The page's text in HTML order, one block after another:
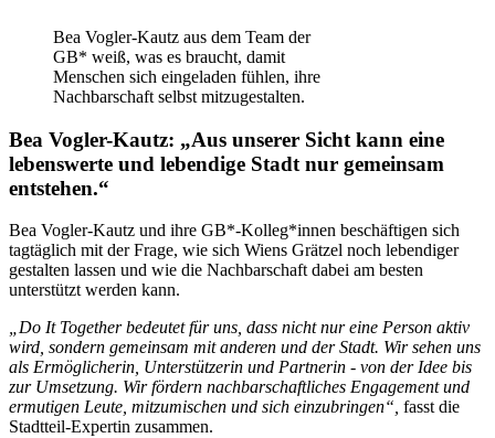
Bea Vogler-Kautz aus dem Team der
GB* weiß, was es braucht, damit
Menschen sich eingeladen fühlen, ihre
Nachbarschaft selbst mitzugestalten.
Bea Vogler-Kautz: „Aus unserer Sicht kann eine
lebenswerte und lebendige Stadt nur gemeinsam
entstehen.“
Bea Vogler-Kautz und ihre GB*-Kolleg*innen beschäftigen sich
tagtäglich mit der Frage, wie sich Wiens Grätzel noch lebendiger
gestalten lassen und wie die Nachbarschaft dabei am besten
unterstützt werden kann.
„Do It Together bedeutet für uns, dass nicht nur eine Person aktiv
wird, sondern gemeinsam mit anderen und der Stadt. Wir sehen uns
als Ermöglicherin, Unterstützerin und Partnerin - von der Idee bis
zur Umsetzung. Wir fördern nachbarschaftliches Engagement und
ermutigen Leute, mitzumischen und sich einzubringen“, fasst die
Stadtteil-Expertin zusammen.